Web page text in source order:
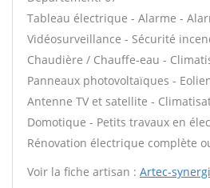
Tableau électrique - Alarme -
Vidéosurveillance - Sécurité
Chaudière / Chauffe-eau -
Panneaux photovoltaïques -
Antenne TV et satellite -
Domotique - Petits travaux en
Rénovation électrique complète
Voir la fiche artisan : Artec-